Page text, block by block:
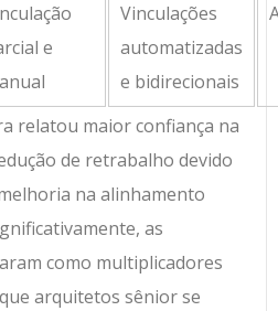
e
Vinculações
automatizadas
e bidirecionais
relatou maior confiança na
de retrabalho devido
na alinhamento
as
como multiplicadores
arquitetos sênior se